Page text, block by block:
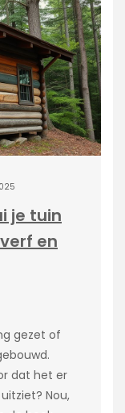
je tuin
en
gezet of
dat het er
Nou,